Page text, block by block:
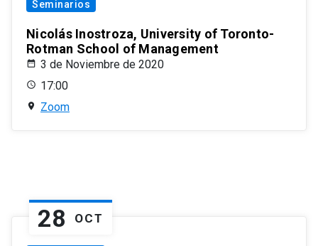
Seminarios
Nicolás Inostroza, University of Toronto-
Rotman School of Management
3 de Noviembre de 2020
17:00
Zoom
28 OCT